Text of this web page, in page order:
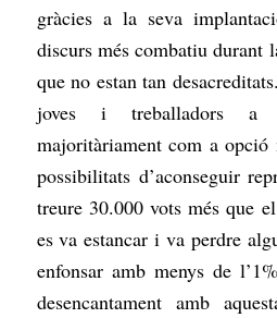
gràcies a la seva
discurs més combatiu durant
que no estan tan
joves i treballadors a
majoritàriament com a
possibilitats d’aconseguir
treure 30.000 vots més que
es va estancar i va perdre
enfonsar amb menys de
desencantament amb